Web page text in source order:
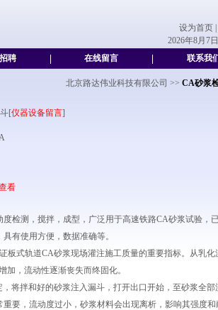
设为首页
2026年8月7
聘 在线留言 联系我
北京路达伟业科技有限公司 >> CA砂浆
[仪器设备留言]
看
检测，搅拌，成型，广泛用于高速铁路CA砂浆试验，
有使用方便，数据准确等。
板式轨道CA砂浆现场灌注施工质量的重要指标。从乳化
加，流动性逐渐丧失而终固化。
将拌和好的砂浆注入漏斗，打开出口开始，至砂浆全部
要，流动度过小，砂浆材料会出现离析，影响其强度和